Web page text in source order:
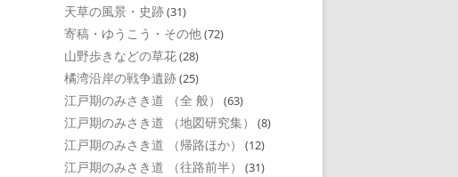
天草の風景・史跡(31)
寄稿・ゆうこう・その他(72)
山野歩きなどの草花(28)
橘湾沿岸の戦争遺跡(25)
江戸期のみさき道 （全 般） (63)
江戸期のみさき道 （地図研究集） (8)
江戸期のみさき道 （帰路ほか） (12)
江戸期のみさき道 （往路前半） (31)